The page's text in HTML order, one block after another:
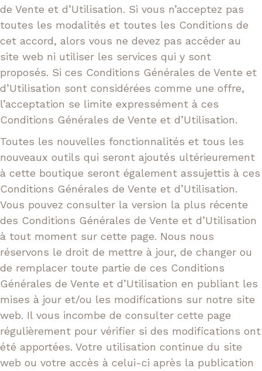
de Vente et d’Utilisation. Si vous n’acceptez pas
toutes les modalités et toutes les Conditions de
cet accord, alors vous ne devez pas accéder au
site web ni utiliser les services qui y sont
proposés. Si ces Conditions Générales de Vente et
d’Utilisation sont considérées comme une offre,
l’acceptation se limite expressément à ces
Conditions Générales de Vente et d’Utilisation.
Toutes les nouvelles fonctionnalités et tous les
nouveaux outils qui seront ajoutés ultérieurement
à cette boutique seront également assujettis à ces
Conditions Générales de Vente et d’Utilisation.
Vous pouvez consulter la version la plus récente
des Conditions Générales de Vente et d’Utilisation
à tout moment sur cette page. Nous nous
réservons le droit de mettre à jour, de changer ou
de remplacer toute partie de ces Conditions
Générales de Vente et d’Utilisation en publiant les
mises à jour et/ou les modifications sur notre site
web. Il vous incombe de consulter cette page
régulièrement pour vérifier si des modifications ont
été apportées. Votre utilisation continue du site
web ou votre accès à celui-ci après la publication